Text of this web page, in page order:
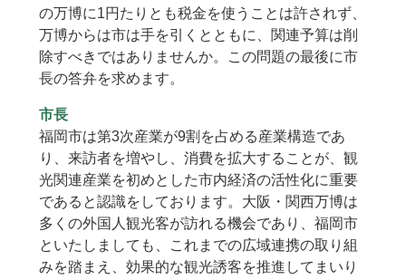
の万博に1円たりとも税金を使うことは許されず、
万博からは市は手を引くとともに、関連予算は削
除すべきではありませんか。この問題の最後に市
長の答弁を求めます。
市長
福岡市は第3次産業が9割を占める産業構造であ
り、来訪者を増やし、消費を拡大することが、観
光関連産業を初めとした市内経済の活性化に重要
であると認識をしております。大阪・関西万博は
多くの外国人観光客が訪れる機会であり、福岡市
といたしましても、これまでの広域連携の取り組
みを踏まえ、効果的な観光誘客を推進してまいり